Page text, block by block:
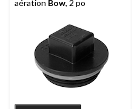
aération Bow, 2 po